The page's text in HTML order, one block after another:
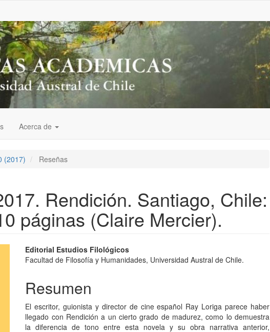
Acerca de
(2017) Reseñas
Rendición. Santiago, Chile:
páginas (Claire Mercier).
Contenido
principal
del
artículo
Editorial Estudios Filológicos
Facultad de Filosofía y Humanidades, Universidad Austral de Chile.
Resumen
El escritor, guionista y director de cine español Ray Loriga parece haber
llegado con Rendición a un cierto grado de madurez, como lo demuestra
la diferencia de tono entre esta novela y su obra narrativa anterior,